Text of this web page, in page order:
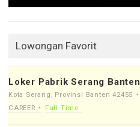
Lowongan Favorit
Loker Pabrik Serang Banten
Kota Serang, Provinsi Banten 42455
CAREER
Full Time